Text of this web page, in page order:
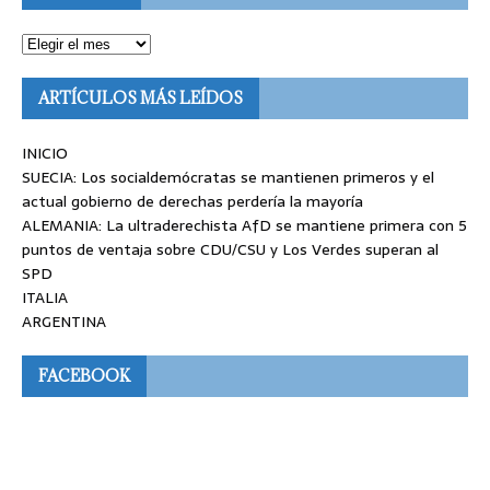
ARTÍCULOS MÁS LEÍDOS
INICIO
SUECIA: Los socialdemócratas se mantienen primeros y el
actual gobierno de derechas perdería la mayoría
ALEMANIA: La ultraderechista AfD se mantiene primera con 5
puntos de ventaja sobre CDU/CSU y Los Verdes superan al
SPD
ITALIA
ARGENTINA
FACEBOOK